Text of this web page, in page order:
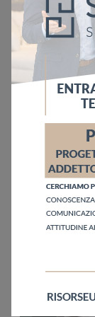
Sfoglia i
Ho letto
Invia